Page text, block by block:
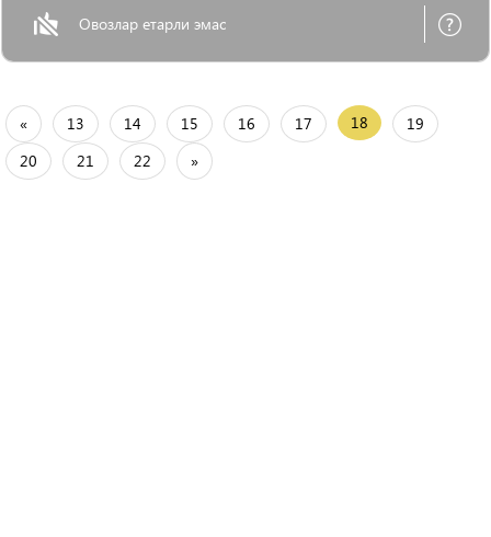
Овозлар етарли эмас
« 13 14 15 16 17 18
19
20
21 22 »